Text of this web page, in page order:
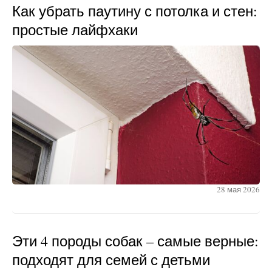
Как убрать паутину с потолка и стен:
простые лайфхаки
28 мая 2026
Эти 4 породы собак – самые верные:
подходят для семей с детьми